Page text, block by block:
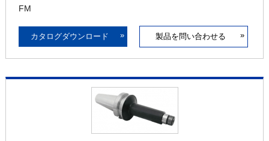
FM
カタログダウンロード » 製品を問い合わせる »